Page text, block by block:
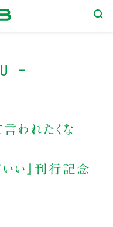
-
言われたくな
い』刊行記念